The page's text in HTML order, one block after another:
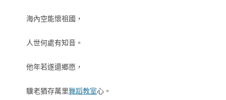
海內空能懷祖國，
人世何處有知音。
他年若遂還鄉愿，
驥老猶存萬里舞蹈教室心。